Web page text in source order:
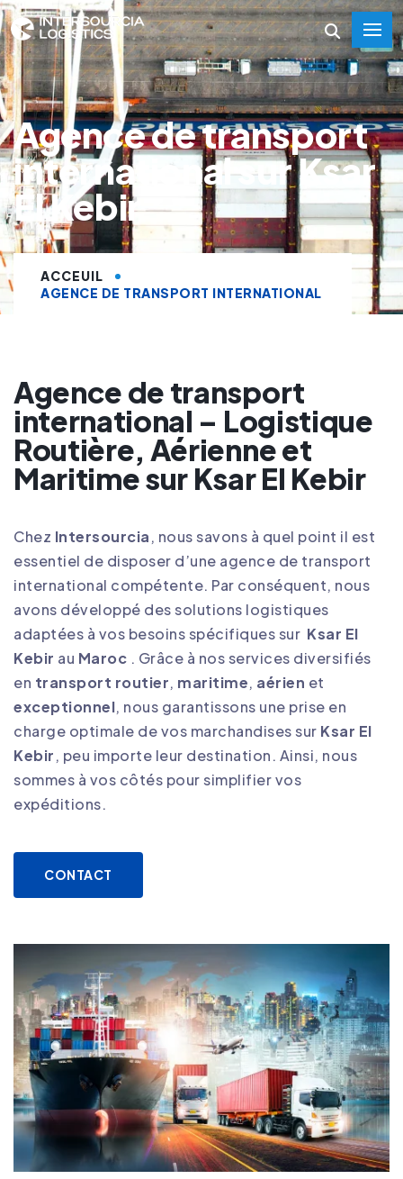
Agence de transport
international sur Ksar
El Kebir
ACCEUIL
AGENCE DE TRANSPORT INTERNATIONAL
Agence de transport
international – Logistique
Routière, Aérienne et
Maritime sur Ksar El Kebir
Chez Intersourcia, nous savons à quel point il est
essentiel de disposer d’une agence de transport
international compétente. Par conséquent, nous
avons développé des solutions logistiques
adaptées à vos besoins spécifiques sur Ksar El
Kebir au Maroc . Grâce à nos services diversifiés
en transport routier, maritime, aérien et
exceptionnel, nous garantissons une prise en
charge optimale de vos marchandises sur Ksar El
Kebir, peu importe leur destination. Ainsi, nous
sommes à vos côtés pour simplifier vos
expéditions.
CONTACT